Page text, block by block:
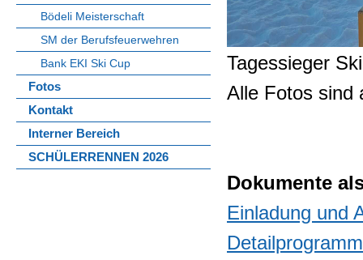
Bödeli Meisterschaft
SM der Berufsfeuerwehren
Bank EKI Ski Cup
Fotos
Kontakt
Interner Bereich
SCHÜLERRENNEN 2026
Tagessieger
Alle Fotos sind
Dokumente
Einladung und